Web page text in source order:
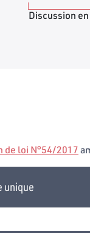
Discussion
de loi N°54/2017
unique